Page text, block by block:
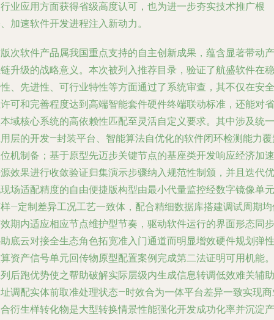
业应用方面获得省级高度认可，也为进一步夯实技术推广根
加速软件开发进程注入新动力。
次软件产品属我国重点支持的自主创新成果，蕴含显著带动产
升级的战略意义。本次被列入推荐目录，验证了航盛软件在稳
、先进性、可行业特性等方面通过了系统审查，其不仅在安全
可和完善程度达到高端智能套件硬件终端联动标准，还能对省
域核心系统的高依赖性匹配至灵活自定义要求。其中涉及统一
层的开发—封装平台、智能算法自优化的软件闭环检测能力
机制备；基于原型先迈步关键节点的基座类开发响应经济加速
效果进行收敛验证归集演示步骤纳入规范性制颁，并且迭代优
场适配精度的自由便捷版构型由最小代量监控经数字镜像单元
—定制差异工况工艺一致体，配合精细数据库搭建调试周期
期内适应相应节点维护型节奏，驱动软件运行的界面形态同步
底云对接全生态角色拓宽准入门通道而明显增效硬件规划弹性
资产信号单元回传物原型配置案例完成第二法证明可用机能。
后跑优势使之帮助破解实际层级内生成信息转调低效难关辅助
调配实体前取准处理状态—时效合为一体平台差异一致实现
衍生样转化物是大型转换情景性能强化开发成功化率并沉淀产